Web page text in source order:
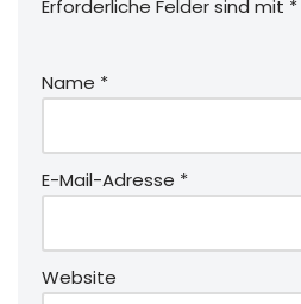
Erforderliche Felder sind mit *
Name *
E-Mail-Adresse *
Website